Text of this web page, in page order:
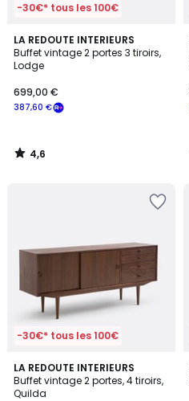
-30€* tous les 100€
LA REDOUTE INTERIEURS
Buffet vintage 2 portes 3 tiroirs,
Lodge
387,60 €
699,00 €
4,6
/ 5
4,6
/
-30€* tous les 100€
LA REDOUTE INTERIEURS
Buffet vintage 2 portes, 4 tiroirs,
Quilda
2
/
5